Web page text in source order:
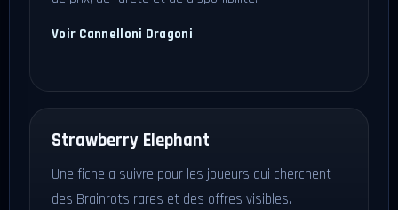
Voir Cannelloni Dragoni
Strawberry Elephant
Une fiche a suivre pour les joueurs qui cherchent
des Brainrots rares et des offres visibles.